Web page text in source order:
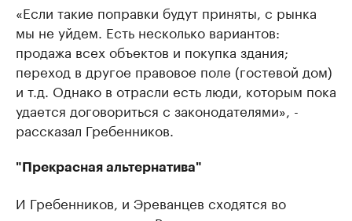
«Если такие поправки будут приняты, с рынка
мы не уйдем. Есть несколько вариантов:
продажа всех объектов и покупка здания;
переход в другое правовое поле (гостевой дом)
и т.д. Однако в отрасли есть люди, которым пока
удается договориться с законодателями», -
рассказал Гребенников.
"Прекрасная альтернатива"
И Гребенников, и Эреванцев сходятся во